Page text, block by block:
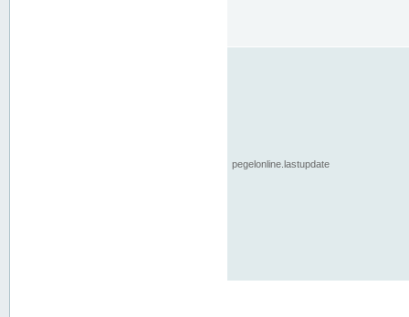
pegelonline.lastupdate